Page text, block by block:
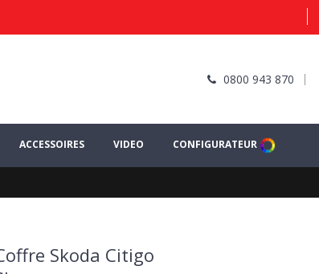
0800 943 870
ACCESSOIRES VIDEO CONFIGURATEUR
Skoda Citigo